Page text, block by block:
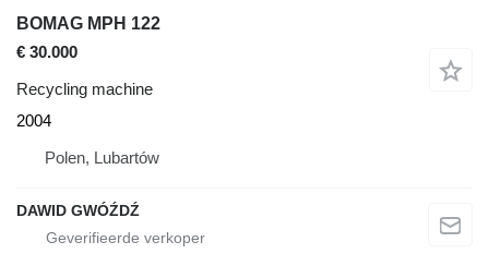
BOMAG MPH 122
€ 30.000
Recycling machine
2004
Polen, Lubartów
DAWID GWÓŹDŹ